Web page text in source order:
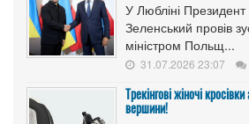
У Любліні
Зеленський провів
міністром Польщ...
31.07.2026 23:07
Трекінгові жіночі
вершини!